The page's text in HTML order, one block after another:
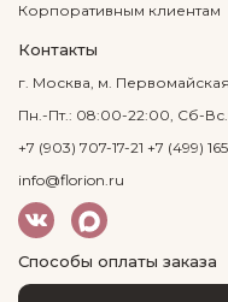
Корпоративным клиентам
Контакты
г. Москва, м.
Пн.-Пт.: 08:00-22:00, Сб-
+7 (903) 707-17-21 +7 (499)
info@florion.ru
Способы оплаты заказа